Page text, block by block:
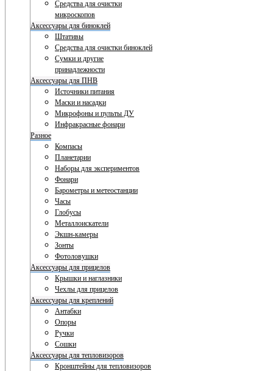
Средства для очистки
микроскопов
Аксессуары для биноклей
Штативы
Средства для очистки биноклей
Сумки и другие
принадлежности
Аксессуары для ПНВ
Источники питания
Маски и насадки
Микрофоны и пульты ДУ
Инфракрасные фонари
Разное
Компасы
Планетарии
Наборы для экспериментов
Фонари
Барометры и метеостанции
Часы
Глобусы
Металлоискатели
Экшн-камеры
Зонты
Фотоловушки
Аксессуары для прицелов
Крышки и наглазники
Чехлы для прицелов
Аксессуары для креплений
Антабки
Опоры
Ручки
Сошки
Аксессуары для тепловизоров
Кронштейны для тепловизоров